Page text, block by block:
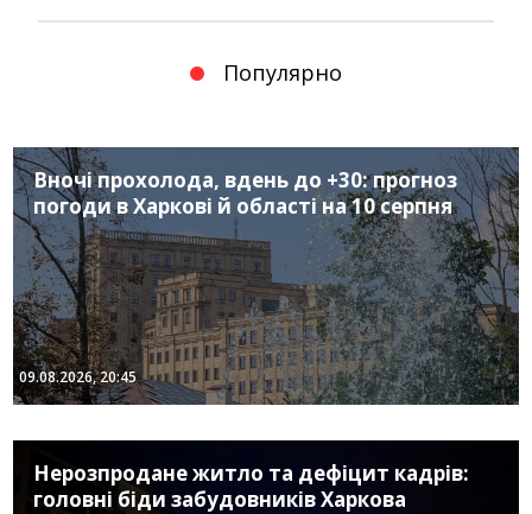
Популярно
Вночі прохолода, вдень до +30: прогноз
погоди в Харкові й області на 10 серпня
09.08.2026, 20:45
Нерозпродане житло та дефіцит кадрів:
головні біди забудовників Харкова